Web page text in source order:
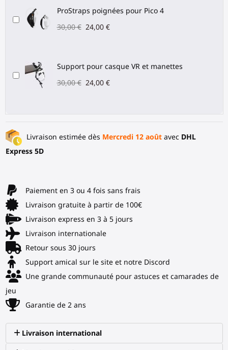
ProStraps poignées pour Pico 4
30,00 € 24,00 €
Support pour casque VR et manettes
30,00 € 24,00 €
Livraison estimée dès Mercredi 12 aoûtavec DHL
Express 5D
Paiement en 3 ou 4 fois sans frais
Livraison gratuite à partir de 100€
Livraison express en 3 à 5 jours
Livraison internationale
Retour sous 30 jours
Support amical sur le site et notre Discord
Une grande communauté pour astuces et camarades de
jeu
Garantie de 2 ans
Livraison international